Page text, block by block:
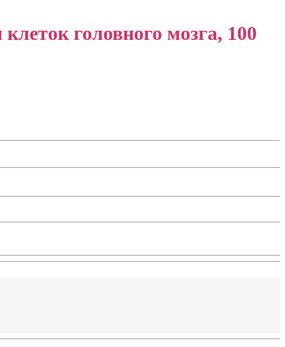
головного мозга, 100